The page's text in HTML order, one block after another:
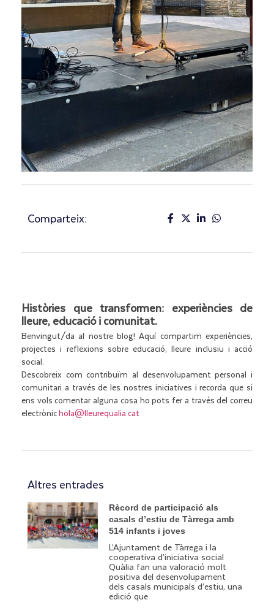
Comparteix:
Històries que transformen: experiències de
lleure, educació i comunitat.
Benvingut/da al nostre blog! Aquí compartim experiències,
projectes i reflexions sobre educació, lleure inclusiu i acció
social.
Descobreix com contribuïm al desenvolupament personal i
comunitari a través de les nostres iniciatives i recorda que si
ens vols comentar alguna cosa ho pots fer a través del correu
electrònichola@lleurequalia.cat
Altres entrades
Rècord de participació als
casals d’estiu de Tàrrega amb
514 infants i joves
L’Ajuntament de Tàrrega i la
cooperativa d’iniciativa social
Quàlia fan una valoració molt
positiva del desenvolupament
dels casals municipals d’estiu, una
edició que